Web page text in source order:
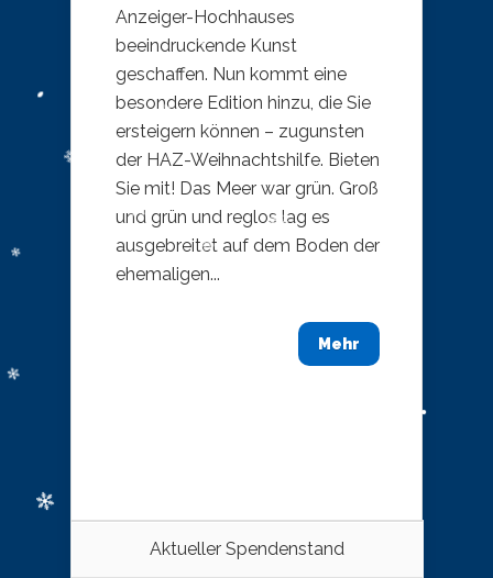
Anzeiger-Hochhauses
beeindruckende Kunst
geschaffen. Nun kommt eine
besondere Edition hinzu, die Sie
ersteigern können – zugunsten
der HAZ-Weihnachtshilfe. Bieten
Sie mit! Das Meer war grün. Groß
und grün und reglos lag es
ausgebreitet auf dem Boden der
ehemaligen...
Mehr
Aktueller Spendenstand